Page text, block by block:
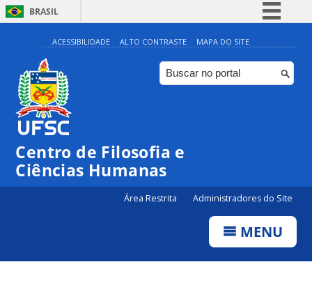
BRASIL
Simplifique!
Comunica BR
Participe
ACESSIBILIDADE ALTO CONTRASTE MAPA DO SITE
Centro de Filosofia e
Ciências Humanas
Área Restrita Administradores do Site
MENU